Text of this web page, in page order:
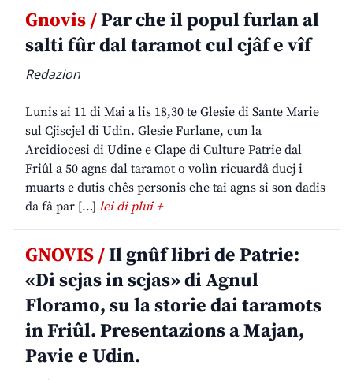
Gnovis /Par che il popul furlan al
salti fûr dal taramot cul cjâf e vîf
Redazion
Lunis ai 11 di Mai a lis 18,30 te Glesie di Sante Marie
sul Cjiscjel di Udin. Glesie Furlane, cun la
Arcidiocesi di Udine e Clape di Culture Patrie dal
Friûl a 50 agns dal taramot o volìn ricuardâ ducj i
muarts e dutis chês personis che tai agns si son dadis
da fâ par […] lei di plui +
GNOVIS /Il gnûf libri de Patrie:
«Di scjas in scjas» di Agnul
Floramo, su la storie dai taramots
in Friûl. Presentazions a Majan,
Pavie e Udin.